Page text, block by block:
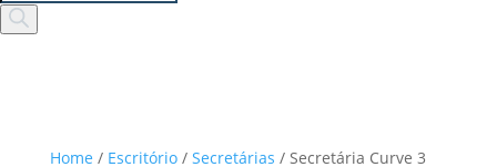
search
Home / Escritório/ Secretárias / Secretária Curve 3